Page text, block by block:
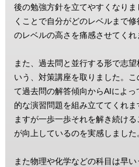
後の勉強方針を立てやすくなり
くことで自分がどのレベルまで
のレベルの高さを痛感させてくれ
また、過去問と並行する形で志
いう、対策講座を取りました。
て過去問の解答傾向からAIによ
的な演習問題を組み立ててくれ
ますが一歩一歩それを解き続け
が向上しているのを実感しました
また物理や化学などの科目は早